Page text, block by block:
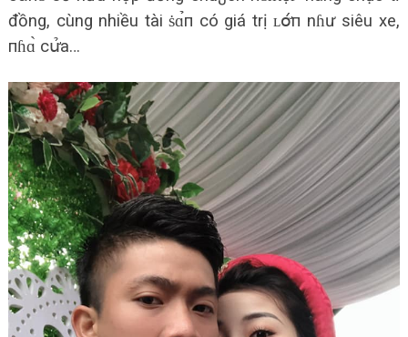
đồng, cùng nhiều tài ṡɑ̉п có giá trị ʟօ̛́п nɦư siêu xe,
пɦɑ̀ сս̛̉a…